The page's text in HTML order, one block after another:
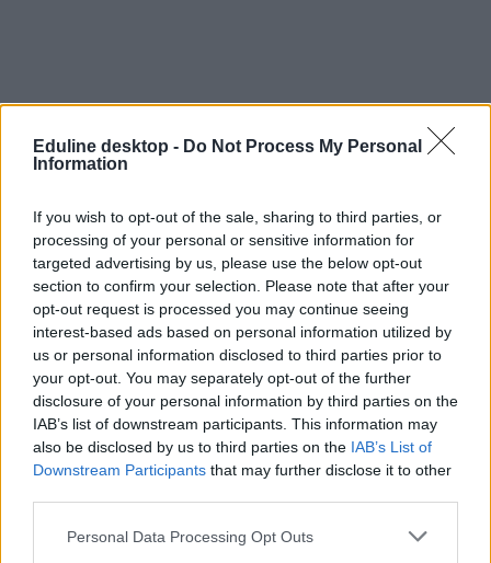
Eduline desktop - Do Not Process My Personal
Information
If you wish to opt-out of the sale, sharing to third parties, or
processing of your personal or sensitive information for
targeted advertising by us, please use the below opt-out
section to confirm your selection. Please note that after your
opt-out request is processed you may continue seeing
interest-based ads based on personal information utilized by
us or personal information disclosed to third parties prior to
your opt-out. You may separately opt-out of the further
disclosure of your personal information by third parties on the
IAB’s list of downstream participants. This information may
also be disclosed by us to third parties on the IAB’s List of
Downstream Participants that may further disclose it to other
Personal Data Processing Opt Outs